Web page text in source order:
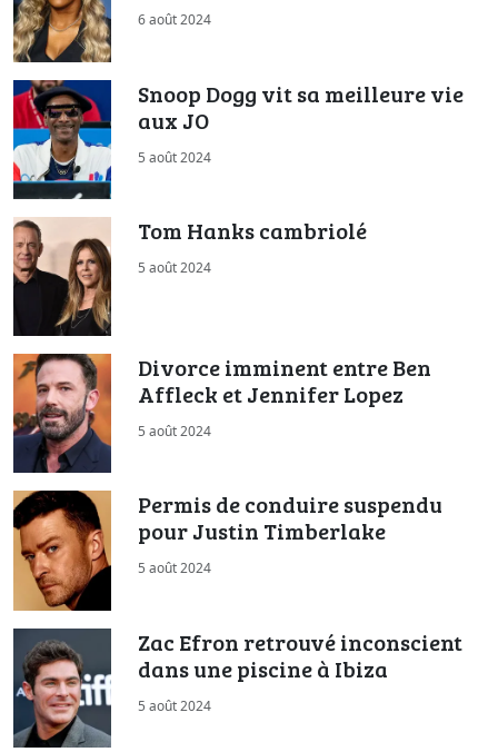
6 août 2024
Snoop Dogg vit sa meilleure vie
aux JO
5 août 2024
Tom Hanks cambriolé
5 août 2024
Divorce imminent entre Ben
Affleck et Jennifer Lopez
5 août 2024
Permis de conduire suspendu
pour Justin Timberlake
5 août 2024
Zac Efron retrouvé inconscient
dans une piscine à Ibiza
5 août 2024